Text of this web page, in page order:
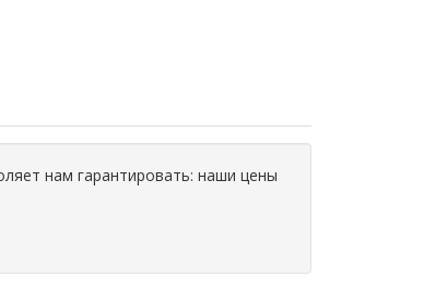
нам гарантировать: наши цены